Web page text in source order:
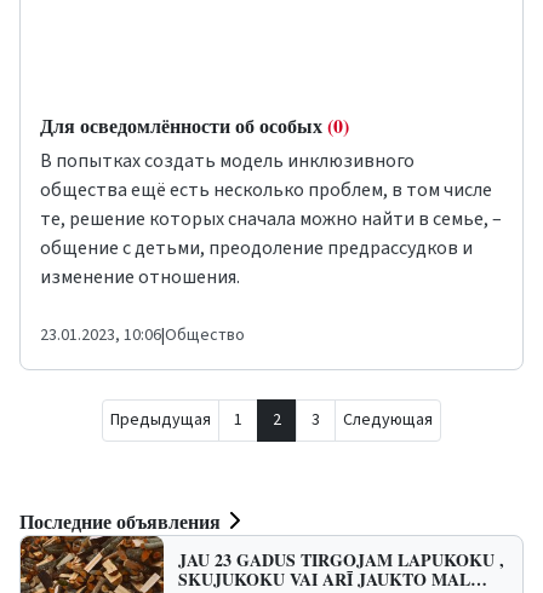
Для осведомлённости об особых(0)
В попытках создать модель инклюзивного
общества ещё есть несколько проблем, в том числе
те, решение которых сначала можно найти в семье, –
общение с детьми, преодоление предрассудков и
изменение отношения.
23.01.2023, 10:06|Общество
Предыдущая 1 2 3 Следующая
Последние объявления
JAU 23 GADUS TIRGOJAM LAPUKOKU ,
SKUJUKOKU VAI ARĪ JAUKTO MAL…